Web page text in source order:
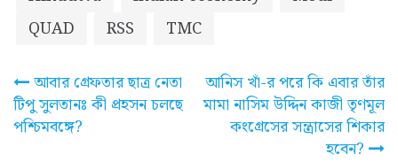
QUAD
RSS TMC
Post
navigation
আবার গ্রেফতার ছাত্র নেতা
টিপু সুলতানঃ কী প্রহসন চলছে
পশ্চিমবঙ্গে?
আনিস খাঁ-র পরে কি এবার তাঁর
মামা নাসিম উদ্দিন কাজী তৃণমূল
কংগ্রেসের সন্ত্রাসের শিকার
হবেন?